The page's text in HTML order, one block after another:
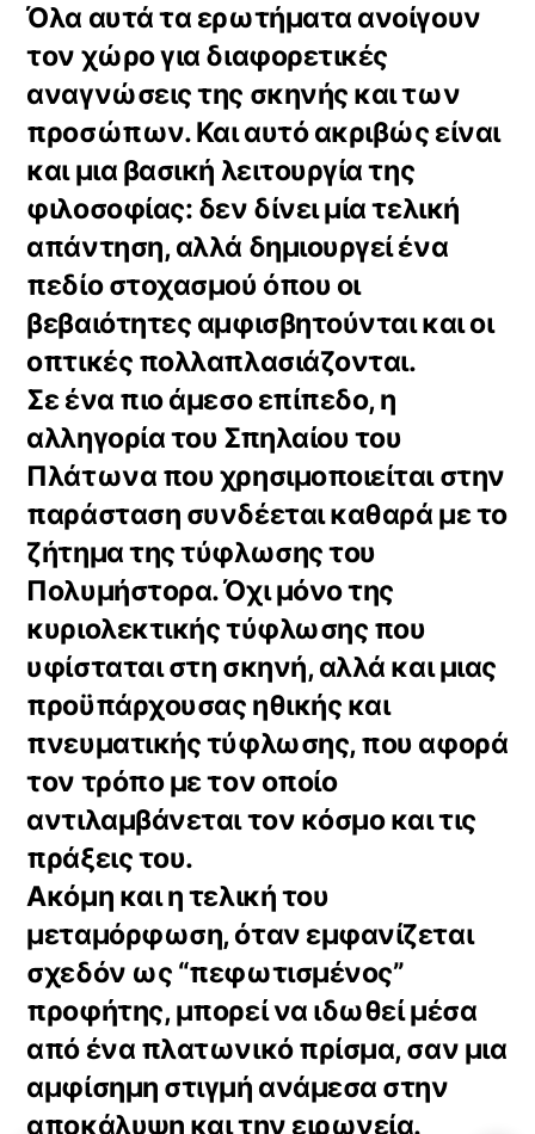
Όλα αυτά τα ερωτήματα ανοίγουν
τον χώρο για διαφορετικές
αναγνώσεις της σκηνής και των
προσώπων. Και αυτό ακριβώς είναι
και μια βασική λειτουργία της
φιλοσοφίας: δεν δίνει μία τελική
απάντηση, αλλά δημιουργεί ένα
πεδίο στοχασμού όπου οι
βεβαιότητες αμφισβητούνται και οι
οπτικές πολλαπλασιάζονται.
Σε ένα πιο άμεσο επίπεδο, η
αλληγορία του Σπηλαίου του
Πλάτωνα που χρησιμοποιείται στην
παράσταση συνδέεται καθαρά με το
ζήτημα της τύφλωσης του
Πολυμήστορα. Όχι μόνο της
κυριολεκτικής τύφλωσης που
υφίσταται στη σκηνή, αλλά και μιας
προϋπάρχουσας ηθικής και
πνευματικής τύφλωσης, που αφορά
τον τρόπο με τον οποίο
αντιλαμβάνεται τον κόσμο και τις
πράξεις του.
Ακόμη και η τελική του
μεταμόρφωση, όταν εμφανίζεται
σχεδόν ως “πεφωτισμένος”
προφήτης, μπορεί να ιδωθεί μέσα
από ένα πλατωνικό πρίσμα, σαν μια
αμφίσημη στιγμή ανάμεσα στην
αποκάλυψη και την ειρωνεία.